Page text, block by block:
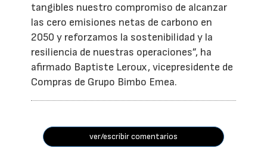
tangibles nuestro compromiso de alcanzar
las cero emisiones netas de carbono en
2050 y reforzamos la sostenibilidad y la
resiliencia de nuestras operaciones”, ha
afirmado Baptiste Leroux, vicepresidente de
Compras de Grupo Bimbo Emea.
ver/escribir comentarios